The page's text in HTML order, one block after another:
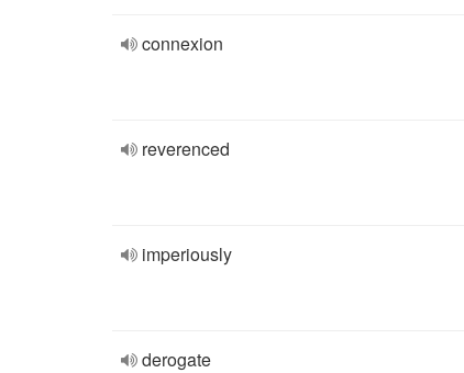
connexion
reverenced
imperiously
derogate